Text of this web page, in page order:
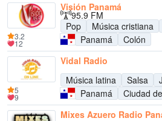
Visión Panamá
95.9 FM
Pop
Música cristiana
Panamá
Colón
3.2
12
Vidal Radio
Música latina
Salsa
Panamá
Ciudad
5
9
Mixes Azuero Radio